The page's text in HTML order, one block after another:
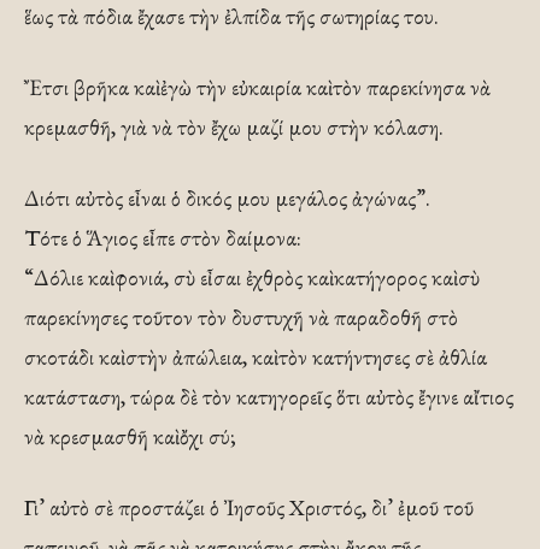
ἕως τὰ πόδια ἔχασε τὴν ἐλπίδα τῆς σωτηρίας του.
Ἔτσι βρῆκα καὶ ἐγὼ τὴν εὐκαιρία καὶ τὸν παρεκίνησα νὰ
κρεμασθῆ, γιὰ νὰ τὸν ἔχω μαζί μου στὴν κόλαση.
Διότι αὐτὸς εἶναι ὁ δικός μου μεγάλος ἀγώνας”.
Τότε ὁ Ἅγιος εἶπε στὸν δαίμονα:
“Δόλιε καὶ φονιά, σὺ εἶσαι ἐχθρὸς καὶ κατήγορος καὶ σὺ
παρεκίνησες τοῦτον τὸν δυστυχῆ νὰ παραδοθῆ στὸ
σκοτάδι καὶ στὴν ἀπώλεια, καὶ τὸν κατήντησες σὲ ἀθλία
κατάσταση, τώρα δὲ τὸν κατηγορεῖς ὅτι αὐτὸς ἔγινε αἴτιος
νὰ κρεσμασθῆ καὶ ὄχι σύ;
Γι’ αὐτὸ σὲ προστάζει ὁ Ἰησοῦς Χριστός, δι’ ἐμοῦ τοῦ